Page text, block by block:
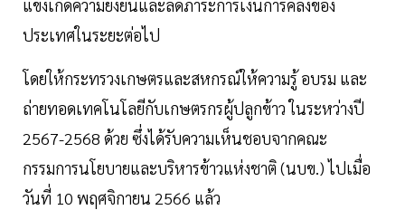
แข็งเกิดความยั่งยืนและลดภาระการเงินการคลังของ
ประเทศในระยะต่อไป
โดยให้กระทรวงเกษตรและสหกรณ์ให้ความรู้ อบรม และ
ถ่ายทอดเทคโนโลยีกับเกษตรกรผู้ปลูกข้าว ในระหว่างปี
2567-2568 ด้วย ซึ่งได้รับความเห็นชอบจากคณะ
กรรมการนโยบายและบริหารข้าวแห่งชาติ (นบข.) ไปเมื่อ
วันที่ 10 พฤศจิกายน 2566 แล้ว